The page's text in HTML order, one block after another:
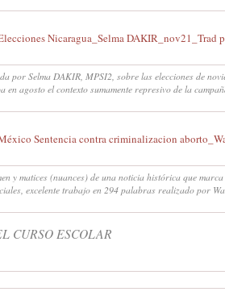
Nicaragua_Selma DAKIR_nov21_Trad
por Selma DAKIR, MPSI2, sobre las elecciones de
en agosto el contexto sumamente represivo de la
Sentencia contra criminalizacion
y matices (nuances) de una noticia histórica que
excelente trabajo en 294 palabras realizado por
CURSO ESCOLAR